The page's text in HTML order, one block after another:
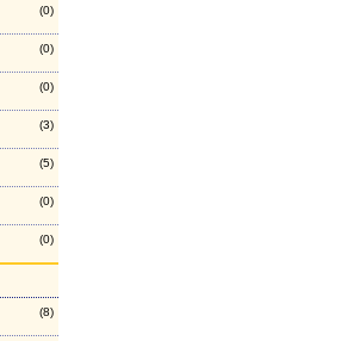
(0)
(0)
(0)
(3)
(5)
(0)
(0)
(8)